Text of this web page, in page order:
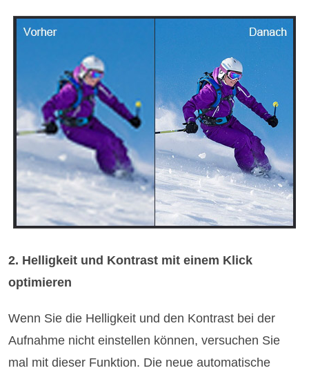
2. Helligkeit und Kontrast mit einem Klick
optimieren
Wenn Sie die Helligkeit und den Kontrast bei der
Aufnahme nicht einstellen können, versuchen Sie
mal mit dieser Funktion. Die neue automatische